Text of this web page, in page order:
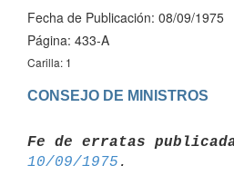
Fecha de Publicación: 08/09/1975
Página: 433-A
Carilla: 1
CONSEJO DE MINISTROS
Fe de erratas
10/09/1975